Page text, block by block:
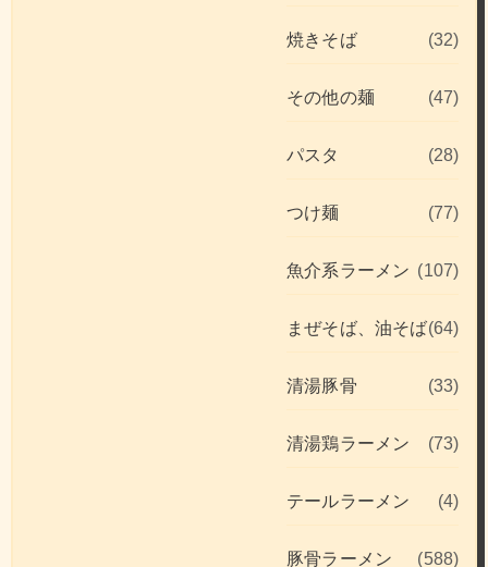
焼きそば (32)
その他の麺 (47)
パスタ (28)
つけ麺 (77)
魚介系ラーメン (107)
まぜそば、油そば(64)
清湯豚骨 (33)
清湯鶏ラーメン (73)
テールラーメン (4)
豚骨ラーメン (588)